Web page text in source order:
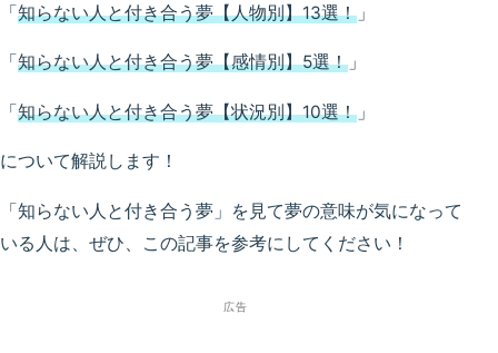
「知らない人と付き合う夢【人物別】13選！ 」
「 知らない人と付き合う夢【感情別】5選！ 」
「知らない人と付き合う夢【状況別】10選！ 」
について解説します！
「知らない人と付き合う夢」を見て夢の意味が気になって
いる人は、ぜひ、この記事を参考にしてください！
広告